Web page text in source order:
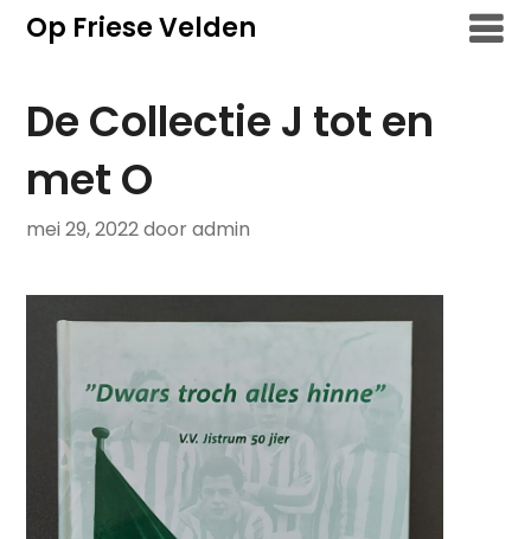
Overslaan
naarOp Friese Velden
De Collectie J tot en
met O
mei 29, 2022door admin